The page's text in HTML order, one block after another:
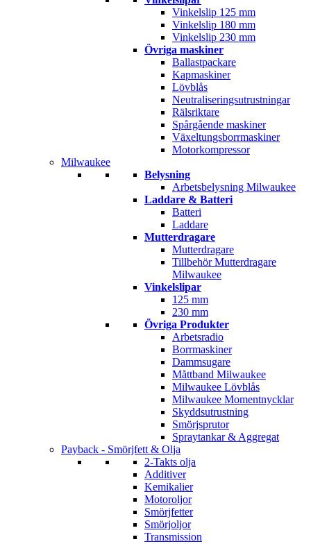
Vinkelslip 125 mm
Vinkelslip 180 mm
Vinkelslip 230 mm
Övriga maskiner
Ballastpackare
Kapmaskiner
Lövblås
Neutraliseringsutrustningar
Rälsriktare
Spårgående maskiner
Växeltungsborrmaskiner
Motorkompressor
Milwaukee
Belysning
Arbetsbelysning Milwaukee
Laddare & Batteri
Batteri
Laddare
Mutterdragare
Mutterdragare
Tillbehör Mutterdragare
Milwaukee
Vinkelslipar
125 mm
230 mm
Övriga Produkter
Arbetsradio
Borrmaskiner
Dammsugare
Måttband Milwaukee
Milwaukee Lövblås
Milwaukee Momentnycklar
Skyddsutrustning
Smörjsprutor
Spraytankar & Aggregat
Payback - Smörjfett & Olja
2-Takts olja
Additiver
Kemikalier
Motoroljor
Smörjfetter
Smörjoljor
Transmission